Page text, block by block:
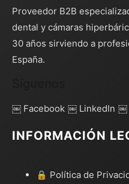
Proveedor B2B
dental y cámaras
30 años sirviendo a
España.
￼ Facebook ￼ LinkedIn ￼
INFORMACIÓN
🔒 Política de